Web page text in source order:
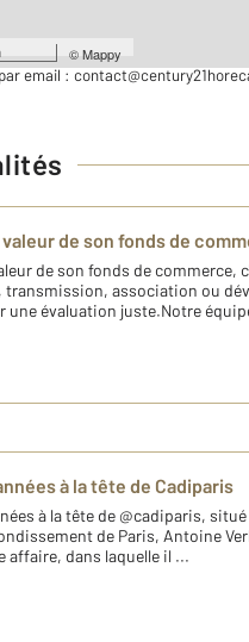
©Mappy
Paris est votre interlocuteur
email :
de son fonds de
de son fonds de commerce,
transmission, association ou
une évaluation juste.Notre
à la tête de Cadiparis
à la tête de @cadiparis,
de Paris, Antoine
affaire, dans laquelle il ...